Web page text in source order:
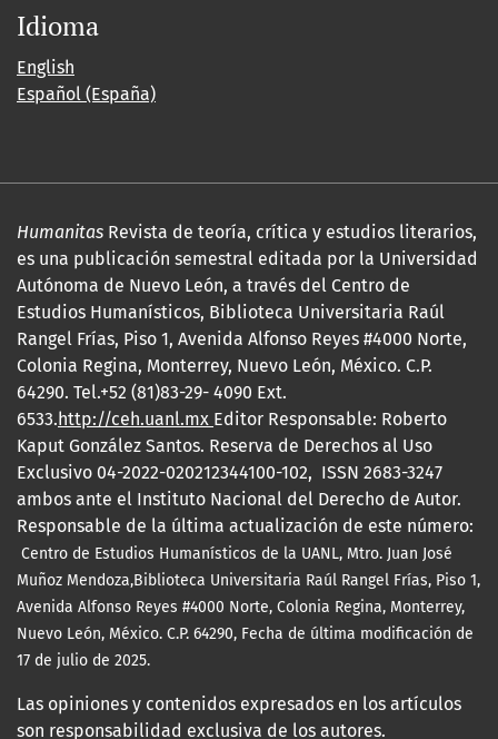
Idioma
English
Español (España)
Humanitas Revista de teoría, crítica y estudios literarios,
es una publicación semestral editada por la Universidad
Autónoma de Nuevo León, a través del Centro de
Estudios Humanísticos, Biblioteca Universitaria Raúl
Rangel Frías, Piso 1, Avenida Alfonso Reyes #4000 Norte,
Colonia Regina, Monterrey, Nuevo León, México. C.P.
64290. Tel.+52 (81)83-29- 4090 Ext.
6533.http://ceh.uanl.mx Editor Responsable: Roberto
Kaput González Santos. Reserva de Derechos al Uso
Exclusivo 04-2022-020212344100-102, ISSN 2683-3247
ambos ante el Instituto Nacional del Derecho de Autor.
Responsable de la última actualización de este número:
Centro de Estudios Humanísticos de la UANL, Mtro. Juan José
Muñoz Mendoza,Biblioteca Universitaria Raúl Rangel Frías, Piso 1,
Avenida Alfonso Reyes #4000 Norte, Colonia Regina, Monterrey,
Nuevo León, México. C.P. 64290, Fecha de última modificación de
17 de julio de 2025.
Las opiniones y contenidos expresados en los artículos
son responsabilidad exclusiva de los autores.